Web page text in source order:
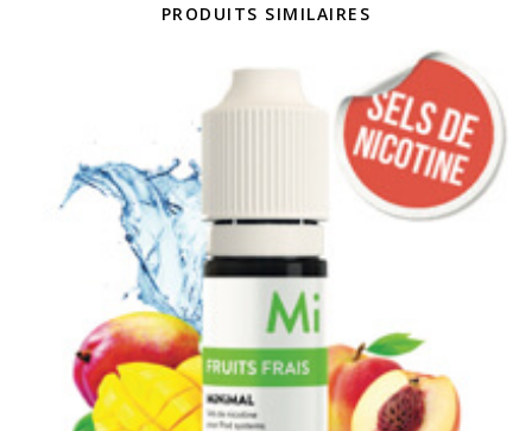
PRODUITS SIMILAIRES